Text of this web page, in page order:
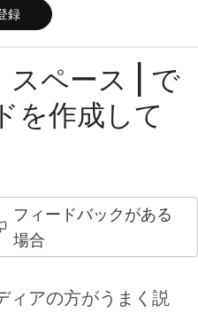
録
スペース | で
を作成して
フィードバックがある
場合
ィアの方がうまく説